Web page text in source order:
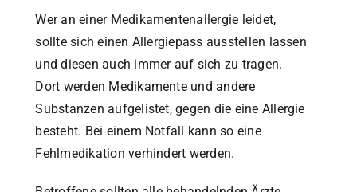
Wer an einer Medikamentenallergie leidet,
sollte sich einen Allergiepass ausstellen lassen
und diesen auch immer auf sich zu tragen.
Dort werden Medikamente und andere
Substanzen aufgelistet, gegen die eine Allergie
besteht. Bei einem Notfall kann so eine
Fehlmedikation verhindert werden.